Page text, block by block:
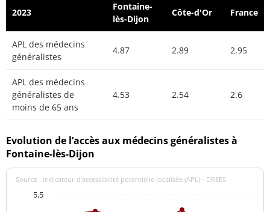
2023
Fontaine-
lès-Dijon
Côte-d'Or France
APL des médecins
généralistes
4.87 2.89 2.95
APL des médecins
généralistes de
moins de 65 ans
4.53 2.54 2.6
Evolution de l’accès aux médecins généralistes à
Fontaine-lès-Dijon
Source : indicateur d’accessibilité potentielle localisée (APL) - DREES
5,5